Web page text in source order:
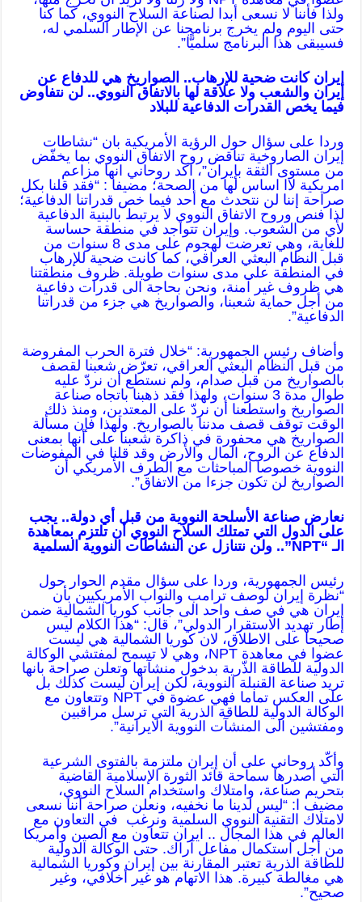
ولذا فأننا لا نسعى أبدا لصناعة السلاح النووي، كما كنا
حتى اليوم ولم يخرج برنامجنا عن الإطار السلمي له،
فسيبقى هذا البرنامج سلميًّا”.
إيران كانت ضحية للإرهاب.. الصواريخ هي للدفاع عن
إيران والشعب ولا علاقة لها بالاتفاق النووي.. لن نتفاوض
فيما يخص القدرات الدفاعية للبلاد
وردا على سؤال حول الرؤية الأمريكية بان “نشاطات
إيران الصاروخية تناقض روح الاتفاق النووي بما يخفّض
من مستوى الثقة بإيران”، اكد روحاني انها مزاعم
امريكية لاا اساس لها من الصحة؛ مضيفا : “فقد قلنا بكل
صراحة إننا لن نتحدث مع أحد فيما خص قدراتنا الدفاعية؛
لذا فنص وروح الاتفاق النووي لا يرتبط بالبنية الدفاعية
لأي من الشعوب. وإيران تتواجد في منطقة حساسة
للغاية، وهي تعرضت لهجوم على مدى 8 سنوات من
قبل النظام البعثي العراقي، كما كانت ضحية للإرهاب
في المنطقة على مدى سنوات طويلة. ظروف منطقتنا
هي ظروف غير آمنة، ونحن بحاجة الى قدرات دفاعية
من أجل حماية شعبنا، والصواريخ هي جزء من قدراتنا
الدفاعية”.
وأضاف رئيس الجمهورية: “خلال فترة الحرب المفروضة
من قبل النظام البعثي العراقي، تعرّض شعبنا لقصف
بالصواريخ من قبل صدام، ولم نستطع أن نردّ عليه
طوال مدة 3 سنوات، ولهذا فقد ذهبنا باتجاه صناعة
الصواريخ واستطعنا أن نردّ على المعتدين، ومنذ ذلك
الوقت توقف قصف مدننا بالصواريخ. ولهذا فإن مسألة
الصواريخ هي محفورة في ذاكرة شعبنا على أنها بمعنى
الدفاع عن الروح، المال والأرض وقد قلنا في المفوضات
النووية خصوصا المباحثات مع الطرف الأمريكي أن
الصواريخ لن تكون جزءا من الاتفاق”.
نعارض صناعة الأسلحة النووية من قبل أي دولة.. يجب
على الدول التي تمتلك السلاح النووي أن تلتزم بمعاهدة
الـ “NPT”.. ولن نتنازل عن النشاطات النووية السلمية
رئيس الجمهورية، وردا على سؤال مقدم الحوار حول
“نظرة إيران لوصف ترامب والنواب الأمريكيين بأن
إيران هي في صف واحد الى جانب كوريا الشمالية ضمن
إطار تهديد الاستقرار الدولي”، قال: “هذا الكلام ليس
صحيحا على الاطلاق، لان كوريا الشمالية هي ليست
عضوا في معاهدة NPT، وهي لا تسمح لمفتشي الوكالة
الدولية للطاقة الذّرية بدخول منشآتها وتعلن صراحة بانها
تريد صناعة القنبلة النووية، لكن إيران ليست كذلك بل
على العكس تماما فهي عضوة في NPT وتتعاون مع
الوكالة الدولية للطاقة الذرية التي ترسل مراقبين
ومفتشين الى المنشآت النووية الايرانية”.
وأكّد روحاني على أن إيران ملتزمة بالفتوى الشرعية
التي أصدرها سماحة قائد الثورة الإسلامية القاضية
بتحريم صناعة، وامتلاك واستخدام السلاح النووي،
مضيف ا: “ليس لدينا ما نخفيه، ونعلن صراحة أننا نسعى
لامتلاك التقنية النووي السلمية ونرغب في التعاون مع
العالم في هذا المجال .. ايران تتعاون مع الصين وأمريكا
من أجل استكمال مفاعل آراك. حتى الوكالة الدولية
للطاقة الذرية تعتبر المقارنة بين إيران وكوريا الشمالية
هي مغالطة كبيرة. هذا الاتهام هو غير أخلافي، وغير
صحيح”.